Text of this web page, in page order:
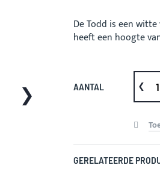
De Todd is een
heeft een hoogte
AANTAL
GERELATEERDE